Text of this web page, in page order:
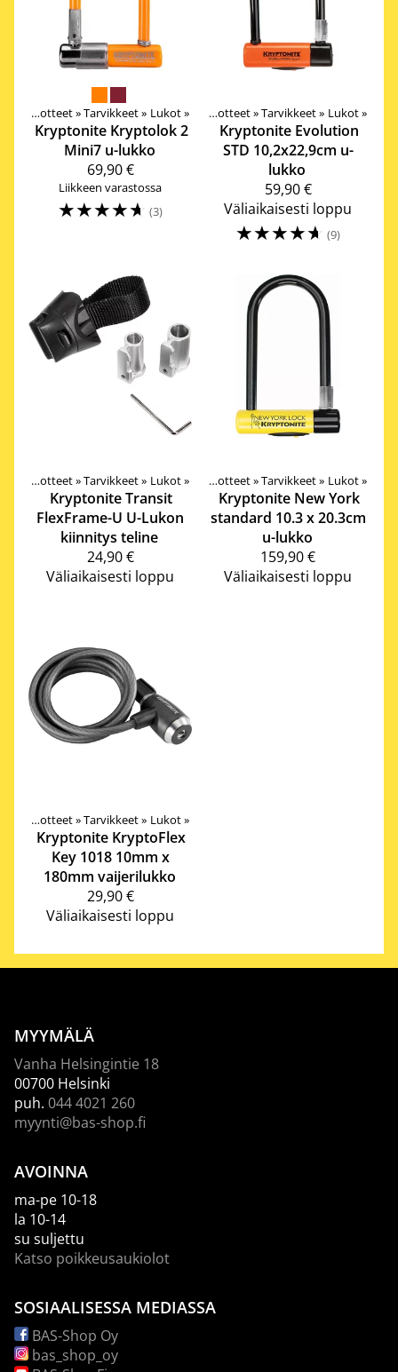
Tuotteet ‪»Tarvikkeet‪» Lukot‪»
Kryptonite Kryptolok 2
Mini7 u-lukko
69,90 €
Liikkeen varastossa
☆☆☆☆☆ (3)
Tuotteet ‪»Tarvikkeet‪» Lukot‪»
Kryptonite Evolution
STD 10,2x22,9cm u-
lukko
59,90 €
Väliaikaisesti loppu
☆☆☆☆☆ (9)
Tuotteet ‪»Tarvikkeet‪» Lukot‪»
KryptoniteTransit
FlexFrame-U U-Lukon
kiinnitys teline
24,90 €
Väliaikaisesti loppu
Tuotteet ‪»Tarvikkeet‪» Lukot‪»
Kryptonite New York
standard 10.3 x 20.3cm
u-lukko
159,90 €
Väliaikaisesti loppu
Tuotteet ‪»Tarvikkeet‪» Lukot‪»
Kryptonite KryptoFlex
Key 1018 10mm x
180mm vaijerilukko
29,90 €
Väliaikaisesti loppu
MYYMÄLÄ
Vanha Helsingintie 18
00700 Helsinki
puh. 044 4021 260
myynti@bas-shop.fi
AVOINNA
ma-pe 10-18
la 10-14
su suljettu
Katso poikkeusaukiolot
SOSIAALISESSA MEDIASSA
BAS-Shop Oy
bas_shop_oy